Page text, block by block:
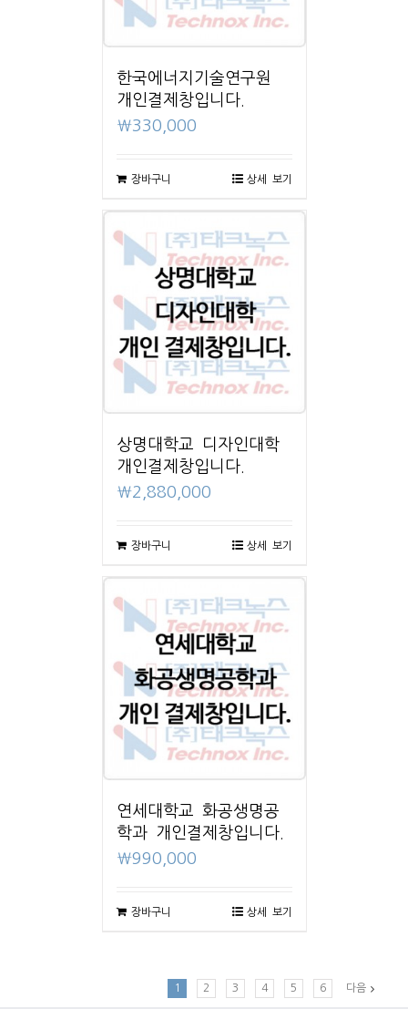
한국에너지기술연구원
개인결제창입니다.
₩330,000
장바구니 상세 보기
상명대학교 디자인대학
개인결제창입니다.
₩2,880,000
장바구니 상세 보기
연세대학교 화공생명공
학과 개인결제창입니다.
₩990,000
장바구니 상세 보기
1 2 3 4 5 6 다음